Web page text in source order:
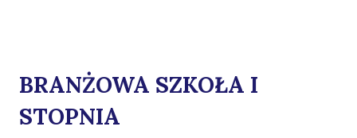
BRANŻOWA SZKOŁA I
STOPNIA